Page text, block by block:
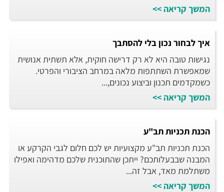
המשך קריאה >>
איך לבחור נכון בלי להסתבך
נגישות טובה היא לא רק דרישה חוקית, אלא תשתית אנושית
שמאפשרת השתתפות מלאה במרחב הציבורי והפרטי.
כשמקדמים תכנון וביצוע נכונים,...
המשך קריאה >>
הכנת תכניות תב"ע
הכנת תכניות תב"ע מקצועיות יש לכם חלום לגבי הקרקע או
המבנה שבבעלותכם? ייתכן שהתוכנית שלכם מדהימה ואפילו
משתלמת מאד, אבל זה...
המשך קריאה >>